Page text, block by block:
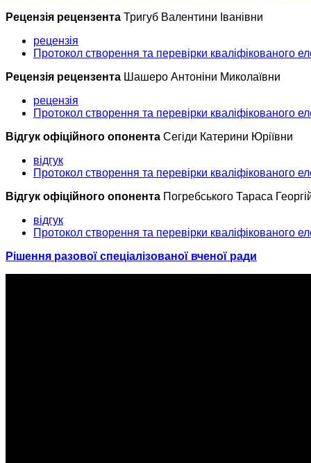
Рецензія рецензента Тригуб Валентини Іванівни
рецензія
Протокол створення та перевірки кваліфікованого
Рецензія рецензента Шашеро Антоніни Миколаївни
рецензія
Протокол створення та перевірки кваліфікованого
Відгук офіційного опонента Сегіди Катерини Юріївни
відгук
Протокол створення та перевірки кваліфікованого
Відгук офіційного опонента Погребського Тараса
відгук
Протокол створення та перевірки кваліфікованого
Рішення разової спеціалізованої вченої ради